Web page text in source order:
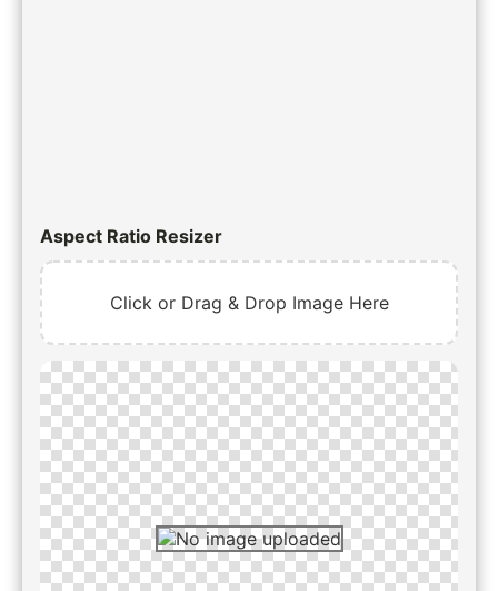
Aspect Ratio Resizer
Click or Drag & Drop Image Here